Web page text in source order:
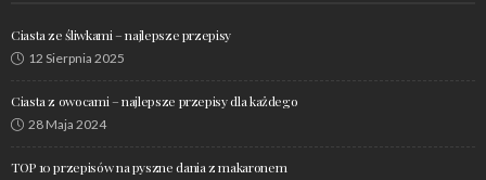
Ciasta ze śliwkami – najlepsze przepisy
12 Sierpnia 2025
Ciasta z owocami – najlepsze przepisy dla każdego
28 Maja 2024
TOP 10 przepisów na pyszne dania z makaronem